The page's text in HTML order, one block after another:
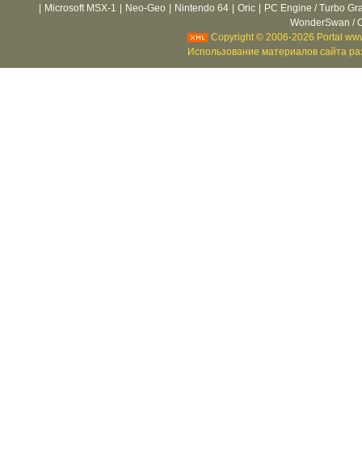
Microsoft MSX-1 Neo-Geo Nintendo 64 Oric
PC Engine / Turbo
WonderSwan /
Copyright © 2006-2026 Portal
Использование материалов сайта